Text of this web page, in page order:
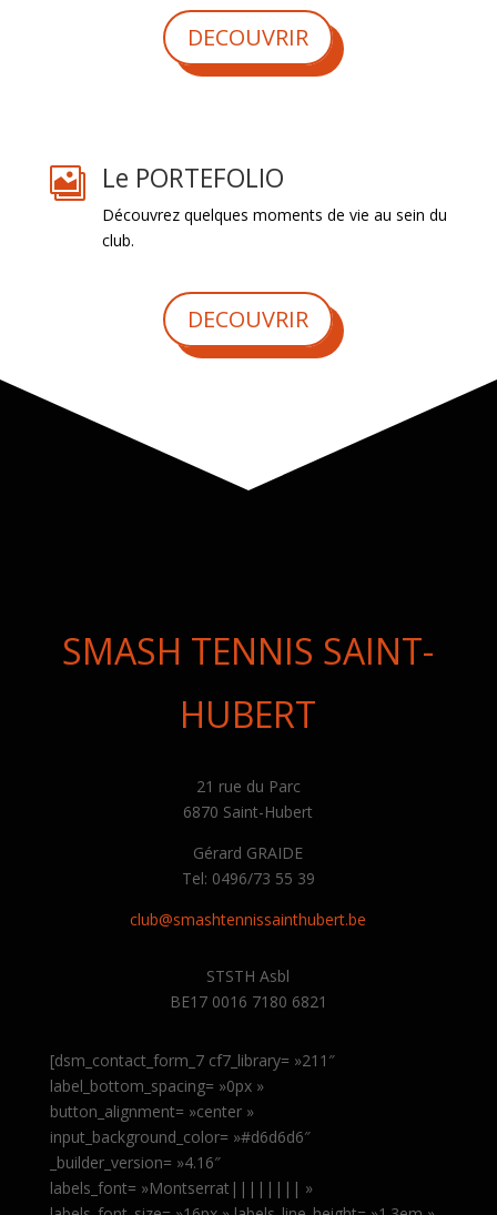
DECOUVRIR
 Le PORTEFOLIO
Découvrez quelques moments de vie au sein du
club.
DECOUVRIR
SMASH TENNIS SAINT-
HUBERT
21 rue du Parc
6870 Saint-Hubert
Gérard GRAIDE
Tel: 0496/73 55 39
club@smashtennissainthubert.be
STSTH Asbl
BE17 0016 7180 6821
[dsm_contact_form_7 cf7_library= »211″
label_bottom_spacing= »0px »
button_alignment= »center »
input_background_color= »#d6d6d6″
_builder_version= »4.16″
labels_font= »Montserrat|||||||| »